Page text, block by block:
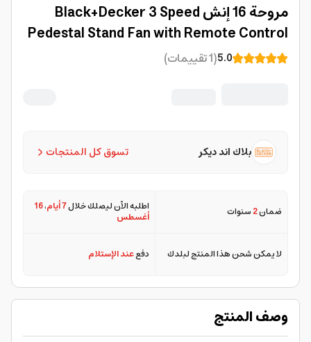
مروحة 16 إنش Black+Decker 3 Speed
Pedestal Stand Fan with Remote Control
5.0
(
1تقييمات)
تسوق كل المنتجات بلاك اند ديكر
ضمان2سنوات اطلبه الآن ليصلك خلال7 أيام ،16
أغسطس
لا يمكن شحن هذا المنتج لبلدك دفععند الإستلام
وصف المنتج